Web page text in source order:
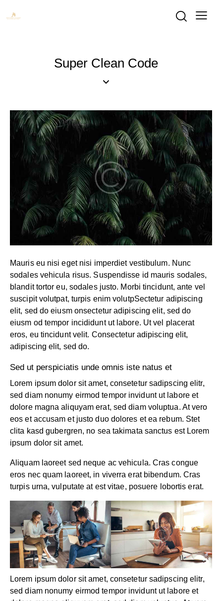
Super Clean Code
Mauris eu nisi eget nisi imperdiet vestibulum. Nunc
sodales vehicula risus. Suspendisse id mauris sodales,
blandit tortor eu, sodales justo. Morbi tincidunt, ante vel
suscipit volutpat, turpis enim volutpSectetur adipiscing
elit, sed do eiusm onsectetur adipiscing elit, sed do
eiusm od tempor incididunt ut labore. Ut vel placerat
eros, eu tincidunt velit. Consectetur adipiscing elit,
adipiscing elit, sed do.
Sed ut perspiciatis unde omnis iste natus et
Lorem ipsum dolor sit amet, consetetur sadipscing elitr,
sed diam nonumy eirmod tempor invidunt ut labore et
dolore magna aliquyam erat, sed diam voluptua. At vero
eos et accusam et justo duo dolores et ea rebum. Stet
clita kasd gubergren, no sea takimata sanctus est Lorem
ipsum dolor sit amet.
Aliquam laoreet sed neque ac vehicula. Cras congue
eros nec quam laoreet, in viverra erat bibendum. Cras
turpis urna, vulputate at est vitae, posuere lobortis erat.
Lorem ipsum dolor sit amet, consetetur sadipscing elitr,
sed diam nonumy eirmod tempor invidunt ut labore et